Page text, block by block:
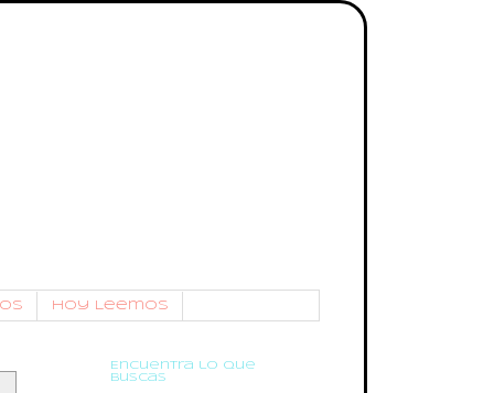
Hoy Leemos
Encuentra lo que
buscas